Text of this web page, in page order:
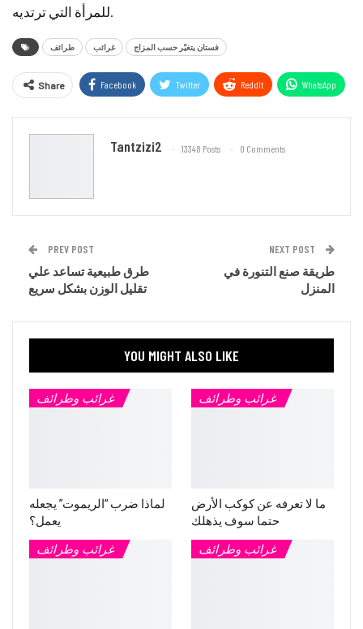
للمرأة التي ترتديه.
طرائف غرائب فستان يتغيّر حسب المزاج
Share Facebook Twitter ReddIt WhatsApp
Tantzizi2 13348 Posts 0 Comments
PREV POST
طرق طبيعية تساعد علي
تقليل الوزن بشكل سريع
NEXT POST
طريقة صنع التنورة في
المنزل
YOU MIGHT ALSO LIKE
غرائب وطرائف
لماذا ضرب “الريموت” يجعله
يعمل؟
غرائب وطرائف
ما لا تعرفه عن كوكب الأرض
حتما سوف يذهلك
غرائب وطرائف
غرائب وطرائف